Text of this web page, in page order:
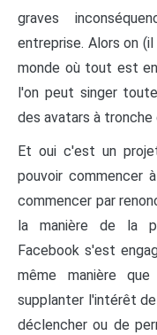
graves
entreprise. Alors on
monde où tout est
l'on peut singer
des avatars à tronche
Et oui c'est un
pouvoir commencer
commencer par
la manière de la
Facebook s'est
même manière
supplanter l'intérêt
déclencher ou de